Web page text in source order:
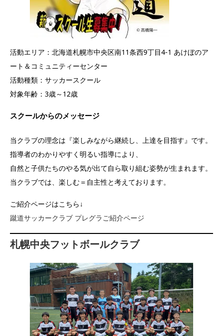
活動エリア：北海道札幌市中央区南11条西9丁目4-1 あけぼのア
ート＆コミュニティーセンター
活動種類：サッカースクール
対象年齢：3歳～12歳
スクールからのメッセージ
当クラブの理念は『楽しみながら継続し、上達を目指す』です。
指導者のわかりやすく明るい指導により、
自然と子供たちのやる気が出て自ら取り組む姿勢が生まれます。
当クラブでは、楽しむ＝自主性と考えております。
ご紹介ページはこちら↓
蹴道サッカークラブ プレグラご紹介ページ
札幌中央フットボールクラブ